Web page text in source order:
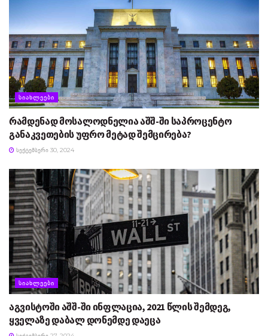
ᲡᲘᲐᲮᲚᲔᲔᲑᲘ
რამდენად მოსალოდნელია აშშ-ში საპროცენტო
განაკვეთების უფრო მეტად შემცირება?
ᲡᲔᲥᲢᲔᲛᲑᲔᲠᲘ 30, 2024
ᲡᲘᲐᲮᲚᲔᲔᲑᲘ
აგვისტოში აშშ-ში ინფლაცია, 2021 წლის შემდეგ,
ყველაზე დაბალ დონემდე დაეცა